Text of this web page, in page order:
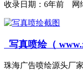
收录日期： 6年前 网
写真喷绘（
珠海广告喷绘源头厂